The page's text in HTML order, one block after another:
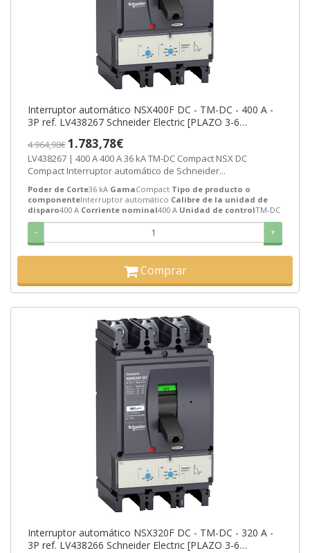
Interruptor automático NSX400F DC - TM-DC - 400 A -
3P ref. LV438267 Schneider Electric [PLAZO 3-6
4.964,98€1.783,78€
LV438267 | 400 A 400 A 36 kA TM-DC Compact NSX DC
Compact Interruptor automático de Schneider...
Poder de Corte36 kA GamaCompact Tipo de producto o
componenteInterruptor automático Calibre de la unidad de
disparo400 A Corriente nominal400 A Unidad de controlTM-DC
- +
Comprar
Interruptor automático NSX320F DC - TM-DC - 320 A -
3P ref. LV438266 Schneider Electric [PLAZO 3-6